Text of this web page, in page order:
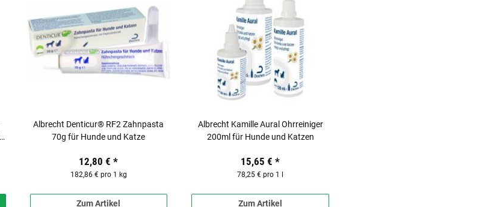
Albrecht Denticur® RF2 Zahnpasta
70g für Hunde und Katze
12,80 €*
182,86 € pro 1 kg
Zum Artikel
Albrecht Kamille Aural Ohrreiniger
200ml für Hunde und Katzen
15,65 €*
78,25 € pro 1 l
Zum Artikel